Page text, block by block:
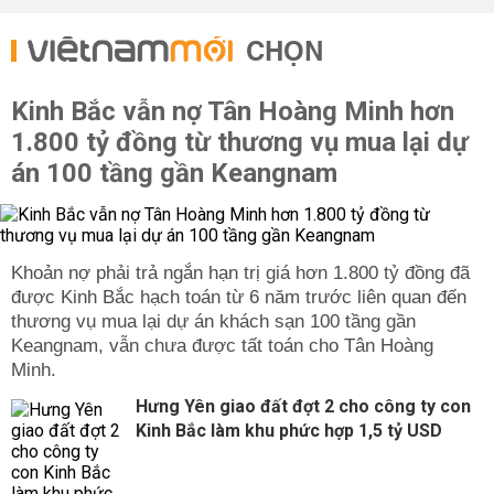
CHỌN
Kinh Bắc vẫn nợ Tân Hoàng Minh hơn
1.800 tỷ đồng từ thương vụ mua lại dự
án 100 tầng gần Keangnam
được Kinh Bắc hạch toán từ 6 năm trước liên quan đến
thương vụ mua lại dự án khách sạn 100 tầng gần
Keangnam, vẫn chưa được tất toán cho Tân Hoàng
Hưng Yên giao đất đợt 2 cho công ty con
Kinh Bắc làm khu phức hợp 1,5 tỷ USD